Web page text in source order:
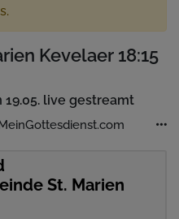
Kevelaer 18:15
19.05. live gestreamt
St. Marien